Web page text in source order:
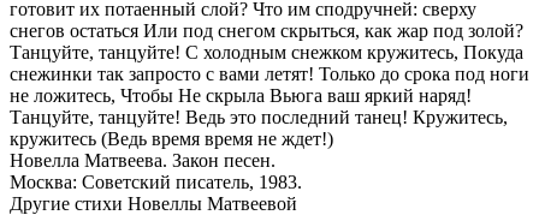
готовит их потаенный слой? Что им сподручней: сверху
снегов остаться Или под снегом скрыться, как жар под золой?
Танцуйте, танцуйте! С холодным снежком кружитесь, Покуда
снежинки так запросто с вами летят! Только до срока под ноги
не ложитесь, Чтобы Не скрыла Вьюга ваш яркий наряд!
Танцуйте, танцуйте! Ведь это последний танец! Кружитесь,
кружитесь (Ведь время время не ждет!)
Новелла Матвеева. Закон песен.
Москва: Советский писатель, 1983.
Другие стихи Новеллы Матвеевой